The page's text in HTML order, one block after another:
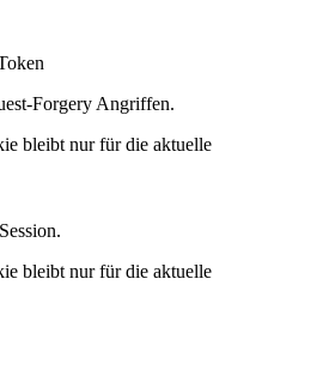
Forgery Angriffen.
bleibt nur für die aktuelle
bleibt nur für die aktuelle